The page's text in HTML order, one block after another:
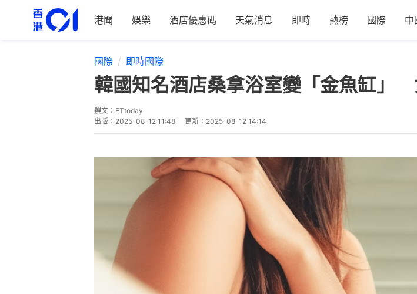
港聞 娛樂 酒店優惠碼 天氣消息 即時 熱榜 國際 中
國際 即時國際
韓國知名酒店桑拿浴室變「金魚缸」
撰文： ETtoday
出版： 2025-08-12 11:48 更新： 2025-08-12 14:14